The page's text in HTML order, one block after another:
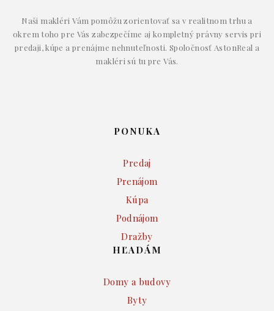
Naši makléri Vám pomôžu zorientovať sa v realitnom trhu a
okrem toho pre Vás zabezpečíme aj kompletný právny servis pri
predaji, kúpe a prenájme nehnuteľnosti. Spoločnosť AstonReal a
makléri sú tu pre Vás.
PONUKA
Predaj
Prenájom
Kúpa
Podnájom
Dražby
HĽADÁM
Domy a budovy
Byty